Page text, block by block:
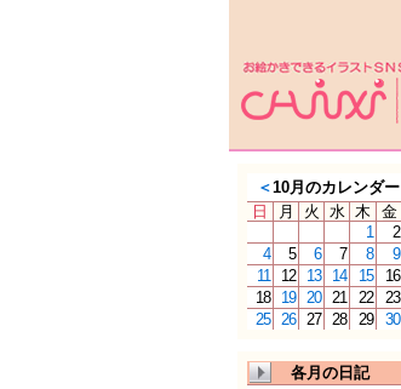
＜10月のカレンダー
日
月 火 水 木 金
1
2
4
5 6 7 8 9
11
12 13 14 15 16
18
19 20 21 22 23
25 26 27 28 29 30
各月の日記